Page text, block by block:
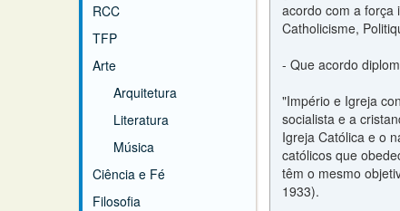
RCC
TFP
Arte
Arquitetura
Literatura
Música
Ciência e Fé
Filosofia
acordo com a força
Catholicisme,
- Que acordo
"Império e Igreja
socialista e a
Igreja Católica e o
católicos que
têm o mesmo
1933).